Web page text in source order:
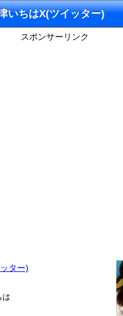
いちはX(ツイッター)
スポンサーリンク
ター)
は